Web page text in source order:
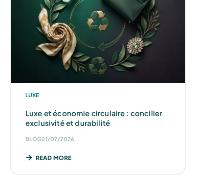
LUXE
Luxe et économie circulaire : concilier
exclusivité et durabilité
BLOG21/07/2026
READ MORE